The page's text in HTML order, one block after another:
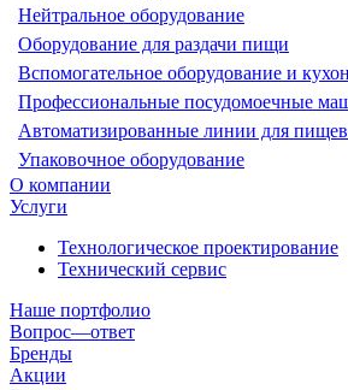
Нейтральное оборудование
Оборудование для раздачи пищи
Вспомогательное оборудование и
Профессиональные посудомоечные
Автоматизированные линии для
Упаковочное оборудование
О компании
Услуги
Технологическое проектирование
Технический сервис
Наше портфолио
Вопрос—ответ
Бренды
Акции